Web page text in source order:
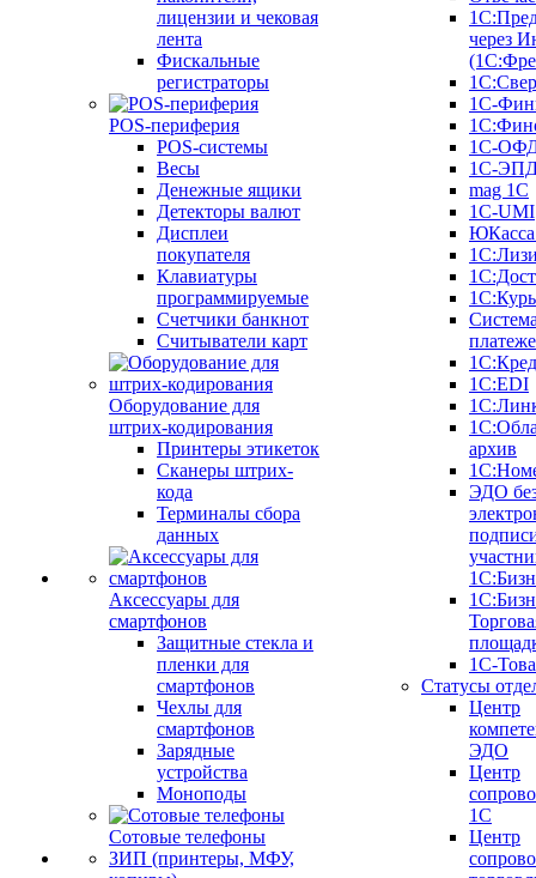
лицензии и чековая
лента
Фискальные
регистраторы
POS-периферия
POS-системы
Весы
Денежные ящики
Детекторы валют
Дисплеи
покупателя
Клавиатуры
программируемые
Счетчики банкнот
Считыватели карт
Оборудование для
штрих-кодирования
Принтеры этикеток
Сканеры штрих-
кода
Терминалы сбора
данных
Аксессуары для
смартфонов
Защитные стекла и
пленки для
смартфонов
Чехлы для
смартфонов
Зарядные
устройства
Моноподы
Сотовые телефоны
ЗИП (принтеры, МФУ,
через
1С-
1С-
1С-
mag 1C
1C-UMI
1С:EDI
архив
ЭДО
1С-
Статусы
Центр
ЭДО
Центр
1С
Центр